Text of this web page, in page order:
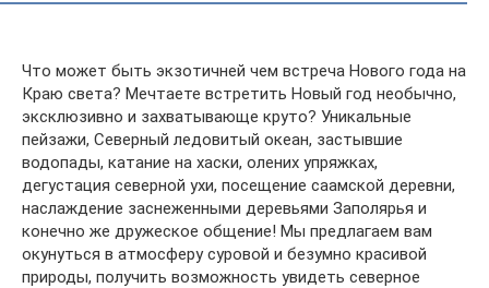
Что может быть экзотичней чем встреча Нового года на
Краю света? Мечтаете встретить Новый год необычно,
эксклюзивно и захватывающе круто? Уникальные
пейзажи, Северный ледовитый океан, застывшие
водопады, катание на хаски, олених упряжках,
дегустация северной ухи, посещение саамской деревни,
наслаждение заснеженными деревьями Заполярья и
конечно же дружеское общение! Мы предлагаем вам
окунуться в атмосферу суровой и безумно красивой
природы, получить возможность увидеть северное